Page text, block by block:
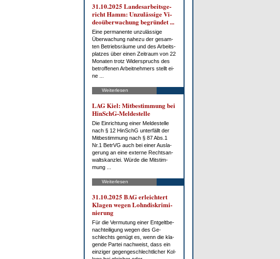
31.10.2025 Lan­des­ar­beits­ge­
richt Hamm: Un­zu­läs­si­ge Vi­
deo­über­wa­chung be­grün­det ...
Ei­ne per­ma­nen­te un­zu­läs­si­ge
Über­wa­chung na­he­zu der ge­sam­
ten Be­triebs­räu­me und des Ar­beits­
plat­zes über ei­nen Zeit­raum von 22
Mo­na­ten trotz Wi­der­spruchs des
be­trof­fe­nen Ar­beit­neh­mers stellt ei­
ne ...
Weiterlesen
LAG Kiel: Mit­be­stim­mung bei
HinSchG-Mel­de­stel­le
Die Ein­rich­tung ei­ner Mel­de­stel­le
nach § 12 HinSchG un­ter­fällt der
Mit­be­stim­mung nach § 87 Abs.1
Nr.1 Be­trVG auch bei ei­ner Aus­la­
ge­rung an ei­ne ex­ter­ne Rechts­an­
walts­kanz­lei. Wür­de die Mit­stim­
mung ...
Weiterlesen
31.10.2025 BAG er­leich­tert
Kla­gen we­gen Lohn­dis­kri­mi­
nie­rung
Für die Ver­mu­tung ei­ner Ent­gelt­be­
nach­tei­li­gung we­gen des Ge­
schlechts ge­nügt es, wenn die kla­
gen­de Par­tei nach­weist, dass ein
ein­zi­ger ge­gen­ge­schlecht­li­cher Kol­